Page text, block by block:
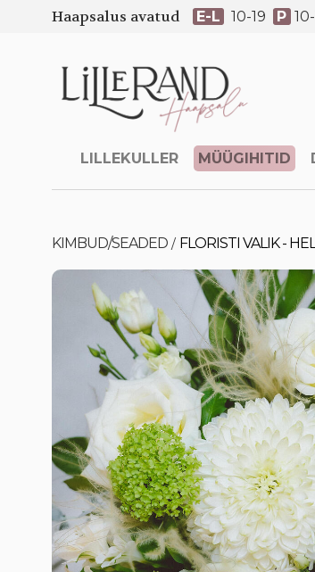
Haapsalus avatud E-L 10-19 P
LILLEKULLER MÜÜGIHITID
KIMBUD/SEADED / FLORISTI VALIK -